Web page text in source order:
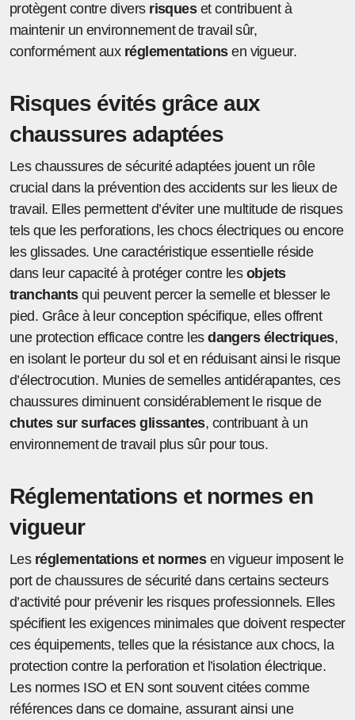
protègent contre divers risqueset contribuent à
maintenir un environnement de travail sûr,
conformément aux réglementationsen vigueur.
Risques évités grâce aux
chaussures adaptées
Les chaussures de sécurité adaptées jouent un rôle
crucial dans la prévention des accidents sur les lieux de
travail. Elles permettent d’éviter une multitude de risques
tels que les perforations, les chocs électriques ou encore
les glissades. Une caractéristique essentielle réside
dans leur capacité à protéger contre les objets
tranchantsqui peuvent percer la semelle et blesser le
pied. Grâce à leur conception spécifique, elles offrent
une protection efficace contre lesdangers électriques,
en isolant le porteur du sol et en réduisant ainsi le risque
d’électrocution. Munies de semelles antidérapantes, ces
chaussures diminuent considérablement le risque de
chutes sur surfaces glissantes, contribuant à un
environnement de travail plus sûr pour tous.
Réglementations et normes en
vigueur
Les réglementations et normesen vigueur imposent le
port de chaussures de sécurité dans certains secteurs
d’activité pour prévenir les risques professionnels. Elles
spécifient les exigences minimales que doivent respecter
ces équipements, telles que la résistance aux chocs, la
protection contre la perforation et l’isolation électrique.
Les normes ISO et EN sont souvent citées comme
références dans ce domaine, assurant ainsi une